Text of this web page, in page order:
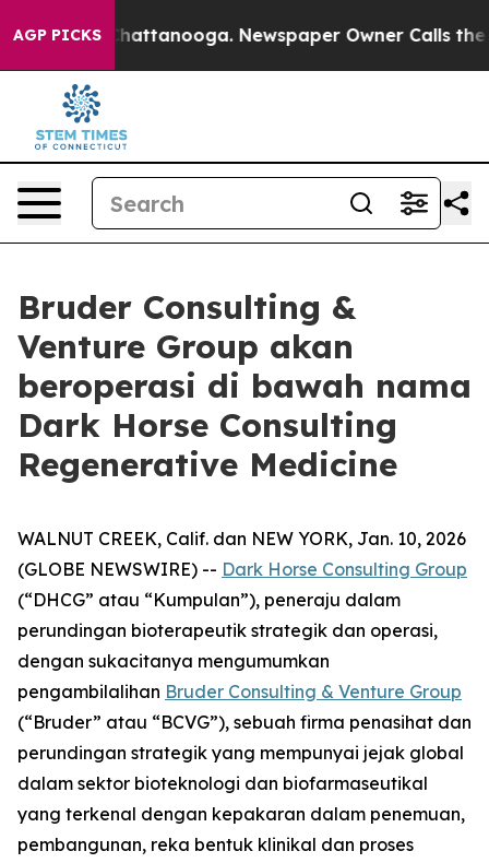
AGP PICKS
in Chattanooga. Newspaper Owner Calls the
Bruder Consulting &
Venture Group akan
beroperasi di bawah nama
Dark Horse Consulting
Regenerative Medicine
WALNUT CREEK, Calif. dan NEW YORK, Jan. 10, 2026
(GLOBE NEWSWIRE) -- Dark Horse Consulting Group
(“DHCG” atau “Kumpulan”), peneraju dalam
perundingan bioterapeutik strategik dan operasi,
dengan sukacitanya mengumumkan
pengambilalihan Bruder Consulting & Venture Group
(“Bruder” atau “BCVG”), sebuah firma penasihat dan
perundingan strategik yang mempunyai jejak global
dalam sektor bioteknologi dan biofarmaseutikal
yang terkenal dengan kepakaran dalam penemuan,
pembangunan, reka bentuk klinikal dan proses